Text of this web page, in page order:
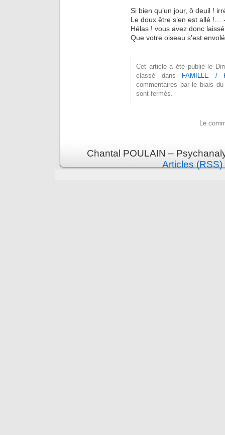
Si bien qu’un jour, ô deuil !
Le doux être s’en est allé !…
Hélas ! vous avez donc
Que votre oiseau s’est
Cet article a été publié le
classé dans
FAMILLE /
commentaires par le biais
sont fermés.
Le
Chantal POULAIN –
Articles (RSS)